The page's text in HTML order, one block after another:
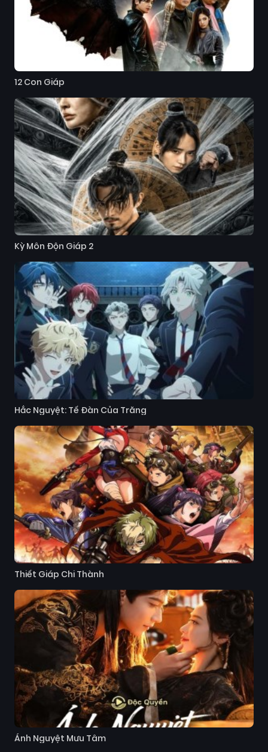
12 Con Giáp
Kỳ Môn Độn Giáp 2
Hắc Nguyệt: Tế Đàn Của Trăng
Thiết Giáp Chi Thành
Ánh Nguyệt Mưu Tâm